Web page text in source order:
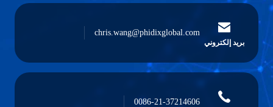
بريد إلكتروني
chris.wang@phidixglobal.com
0086-21-37214606